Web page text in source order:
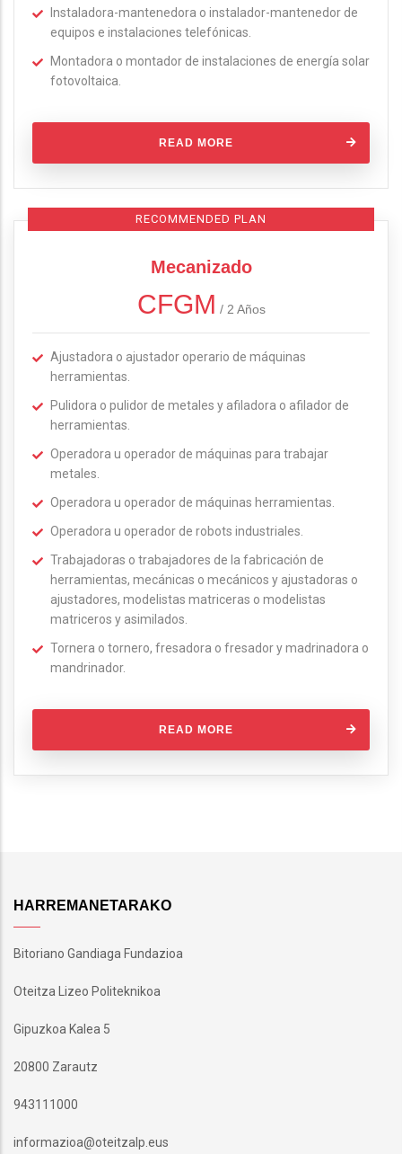
Instaladora-mantenedora o instalador-mantenedor de
equipos e instalaciones telefónicas.
Montadora o montador de instalaciones de energía solar
fotovoltaica.
READ MORE
RECOMMENDED PLAN
Mecanizado
CFGM / 2 Años
Ajustadora o ajustador operario de máquinas
herramientas.
Pulidora o pulidor de metales y afiladora o afilador de
herramientas.
Operadora u operador de máquinas para trabajar
metales.
Operadora u operador de máquinas herramientas.
Operadora u operador de robots industriales.
Trabajadoras o trabajadores de la fabricación de
herramientas, mecánicas o mecánicos y ajustadoras o
ajustadores, modelistas matriceras o modelistas
matriceros y asimilados.
Tornera o tornero, fresadora o fresador y madrinadora o
mandrinador.
READ MORE
HARREMANETARAKO
Bitoriano Gandiaga Fundazioa
Oteitza Lizeo Politeknikoa
Gipuzkoa Kalea 5
20800 Zarautz
943111000
informazioa@oteitzalp.eus